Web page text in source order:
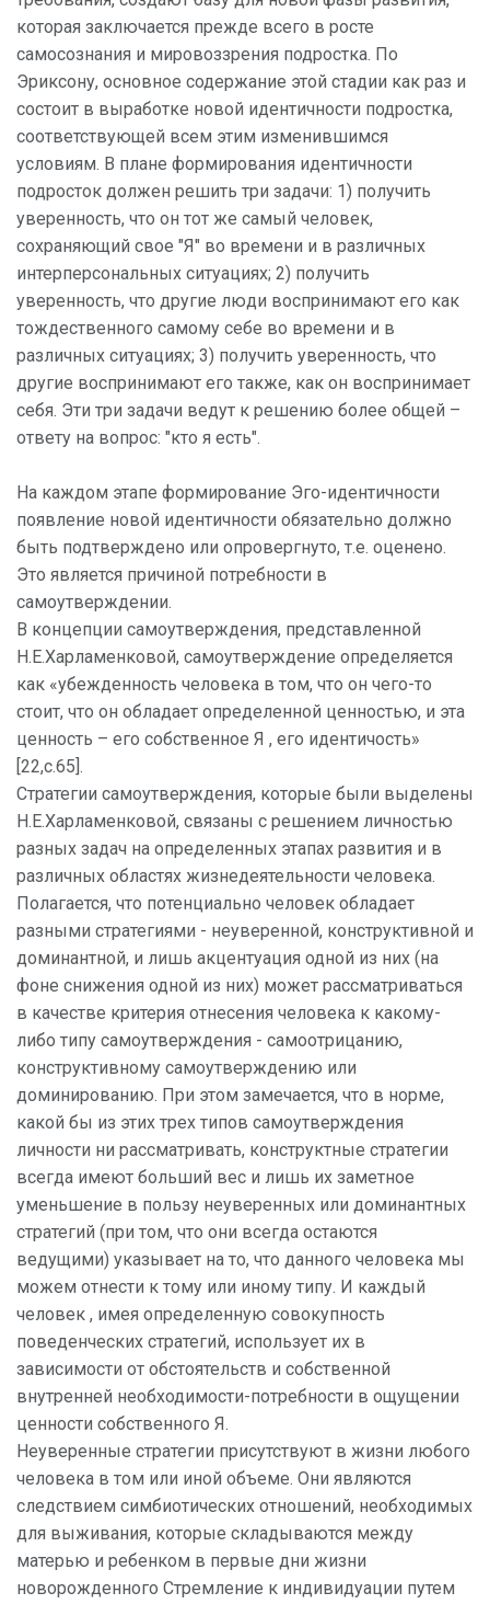
которая заключается прежде всего в росте
самосознания и мировоззрения подростка. По
Эриксону, основное содержание этой стадии как раз и
состоит в выработке новой идентичности подростка,
соответствующей всем этим изменившимся
условиям. В плане формирования идентичности
подросток должен решить три задачи: 1) получить
уверенность, что он тот же самый человек,
сохраняющий свое "Я" во времени и в различных
интерперсональных ситуациях; 2) получить
уверенность, что другие люди воспринимают его как
тождественного самому себе во времени и в
различных ситуациях; 3) получить уверенность, что
другие воспринимают его также, как он воспринимает
себя. Эти три задачи ведут к решению более общей –
ответу на вопрос: "кто я есть".
На каждом этапе формирование Эго-идентичности
появление новой идентичности обязательно должно
быть подтверждено или опровергнуто, т.е. оценено.
Это является причиной потребности в
самоутверждении.
В концепции самоутверждения, представленной
Н.Е.Харламенковой, самоутверждение определяется
как «убежденность человека в том, что он чего-то
стоит, что он обладает определенной ценностью, и эта
ценность – его собственное Я , его идентичость»
[22,c.65].
Стратегии самоутверждения, которые были выделены
Н.Е.Харламенковой, связаны с решением личностью
разных задач на определенных этапах развития и в
различных областях жизнедеятельности человека.
Полагается, что потенциально человек обладает
разными стратегиями - неуверенной, конструктивной и
доминантной, и лишь акцентуация одной из них (на
фоне снижения одной из них) может рассматриваться
в качестве критерия отнесения человека к какому-
либо типу самоутверждения - самоотрицанию,
конструктивному самоутверждению или
доминированию. При этом замечается, что в норме,
какой бы из этих трех типов самоутверждения
личности ни рассматривать, конструктные стратегии
всегда имеют больший вес и лишь их заметное
уменьшение в пользу неуверенных или доминантных
стратегий (при том, что они всегда остаются
ведущими) указывает на то, что данного человека мы
можем отнести к тому или иному типу. И каждый
человек , имея определенную совокупность
поведенческих стратегий, использует их в
зависимости от обстоятельств и собственной
внутренней необходимости-потребности в ощущении
ценности собственного Я.
Неуверенные стратегии присутствуют в жизни любого
человека в том или иной объеме. Они являются
следствием симбиотических отношений, необходимых
для выживания, которые складываются между
матерью и ребенком в первые дни жизни
новорожденного Стремление к индивидуации путем